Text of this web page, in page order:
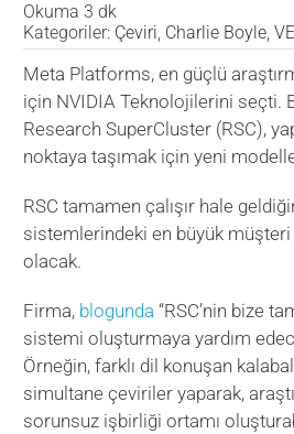
Okuma 3 dk
Kategoriler: Çeviri, Charlie Boyle,
Meta Platforms, en güçlü
için NVIDIA Teknolojilerini seçti.
Research SuperCluster (RSC),
noktaya taşımak için yeni
RSC tamamen çalışır hale
sistemlerindeki en büyük
olacak.
Firma, blogunda “RSC’nin bize
sistemi oluşturmaya yardım
Örneğin, farklı dil konuşan
simultane çeviriler yaparak,
sorunsuz işbirliği ortamı